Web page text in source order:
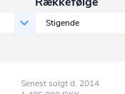
Stigende
Senest solgt d. 2014